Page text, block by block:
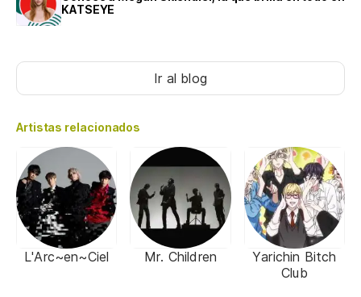
KATSEYE
Ir al blog
Artistas relacionados
L'Arc~en~Ciel Mr. Children
Yarichin Bitch
Club